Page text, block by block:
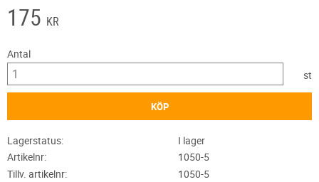
175 KR
Antal
st
KÖP
Lagerstatus
I lager
Artikelnr
1050-5
Tillv. artikelnr
1050-5